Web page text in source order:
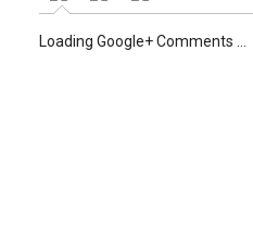
Loading Google+ Comments ...